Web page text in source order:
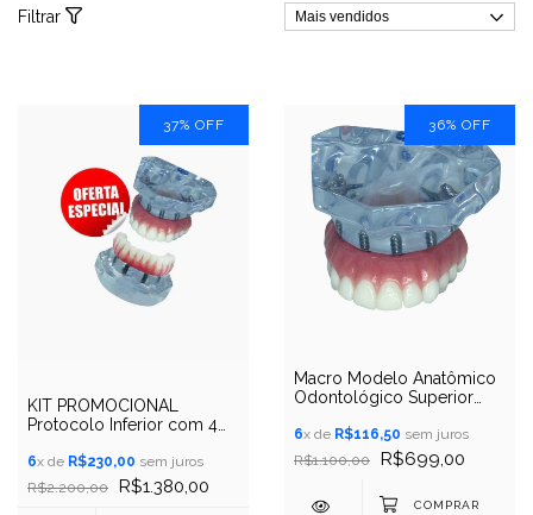
Filtrar
37% OFF
KIT PROMOCIONAL
Protocolo Inferior com 4
Superior Protocolo em
Acrílico Maxila com 6
6x de R$230,00 sem juros
R$2.200,00
R$1.380,00
36% OFF
Macro Modelo Anatômico
Odontológico Superior
Maxila com 6 Implantes
6x de R$116,50 sem juros
R$1.100,00
R$699,00